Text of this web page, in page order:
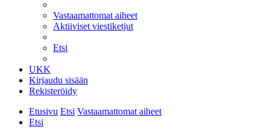
Vastaamattomat aiheet
Aktiiviset viestiketjut
Etsi
UKK
Kirjaudu sisään
Rekisteröidy
Etusivu Etsi Vastaamattomat aiheet
Etsi